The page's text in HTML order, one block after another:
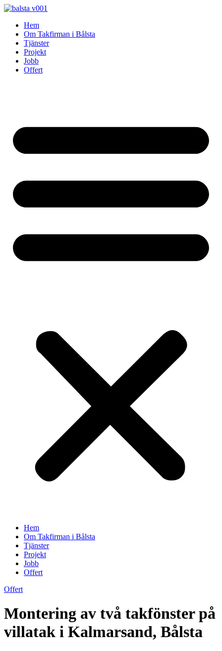
Skip
contentHem
Om Takfirman i Bålsta
Tjänster
Projekt
Jobb
Offert
Hem
Om Takfirman i Bålsta
Tjänster
Projekt
Jobb
Offert
Offert
Montering av två takfönster på
villatak i Kalmarsand, Bålsta